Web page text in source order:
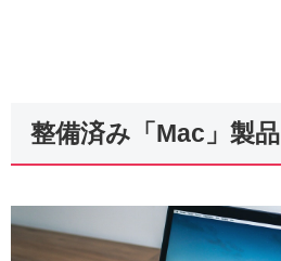
整備済み「Mac」製品